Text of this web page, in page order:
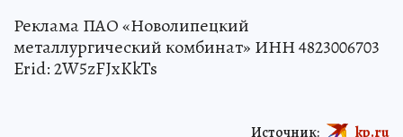
Реклама ПАО «Новолипецкий
металлургический комбинат» ИНН 4823006703
Erid: 2W5zFJxKkTs
Источник: kp.ru